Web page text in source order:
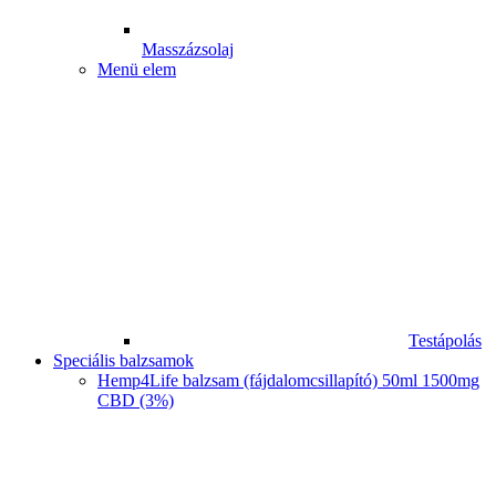
Masszázsolaj
Menü elem
Testápolás
Speciális balzsamok
Hemp4Life balzsam (fájdalomcsillapító) 50ml 1500mg
CBD (3%)